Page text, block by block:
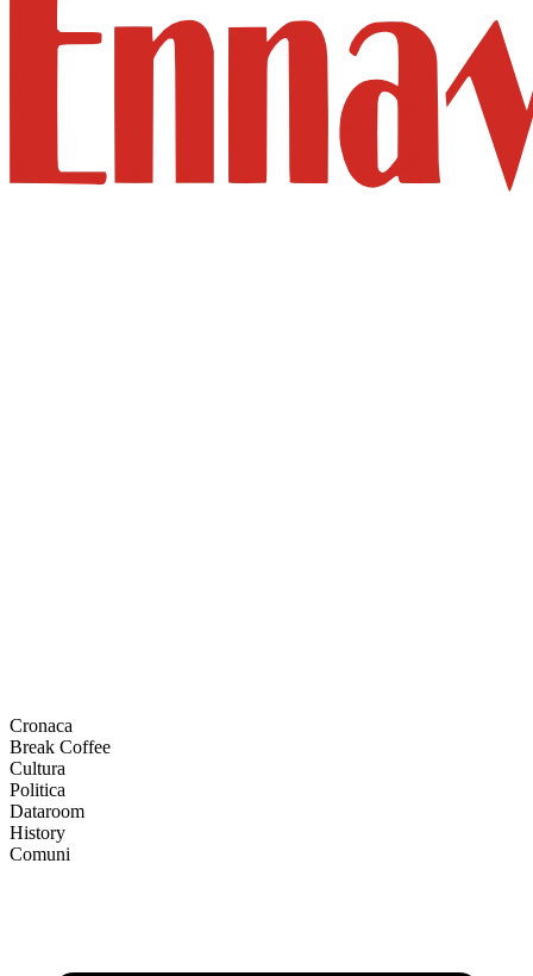
Cronaca
Break Coffee
Cultura
Politica
Dataroom
History
Comuni